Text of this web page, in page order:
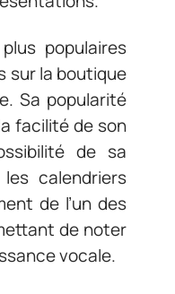
populaires
sur la boutique
Sa popularité
facilité de son
de sa
calendriers
de l’un des
de noter
vocale.